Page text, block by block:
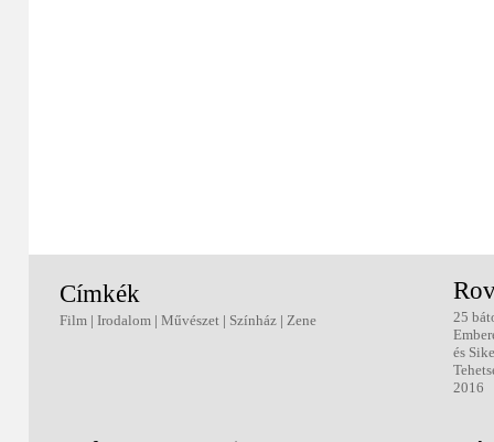
Címkék
Film | Irodalom | Művészet | Színház | Zene
25
és
2016